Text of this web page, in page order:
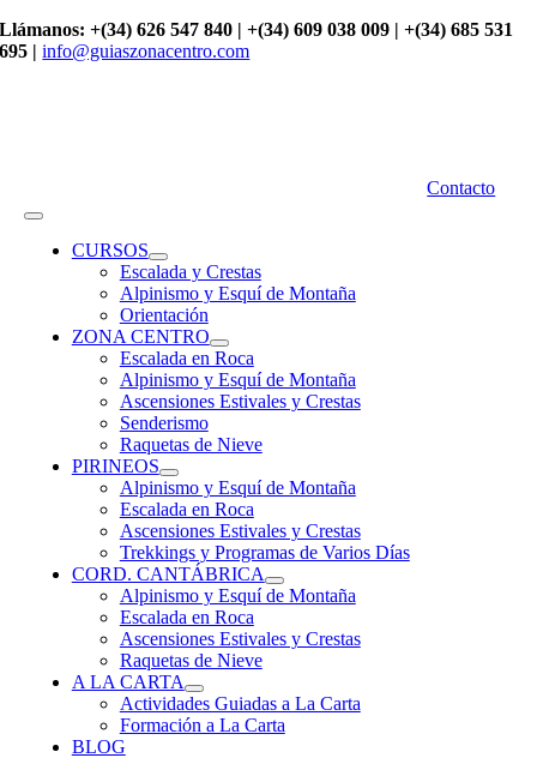
Saltar
al
Llámanos: +(34) 626 547 840 | +(34) 609 038 009 | +(34) 685 531
695 | info@guiaszonacentro.com
Contacto
Toggle
NavigationCURSOS
Escalada y Crestas
Alpinismo y Esquí de Montaña
Orientación
ZONA CENTRO
Escalada en Roca
Alpinismo y Esquí de Montaña
Ascensiones Estivales y Crestas
Senderismo
Raquetas de Nieve
PIRINEOS
Alpinismo y Esquí de Montaña
Escalada en Roca
Ascensiones Estivales y Crestas
Trekkings y Programas de Varios Días
CORD. CANTÁBRICA
Alpinismo y Esquí de Montaña
Escalada en Roca
Ascensiones Estivales y Crestas
Raquetas de Nieve
A LA CARTA
Actividades Guiadas a La Carta
Formación a La Carta
BLOG